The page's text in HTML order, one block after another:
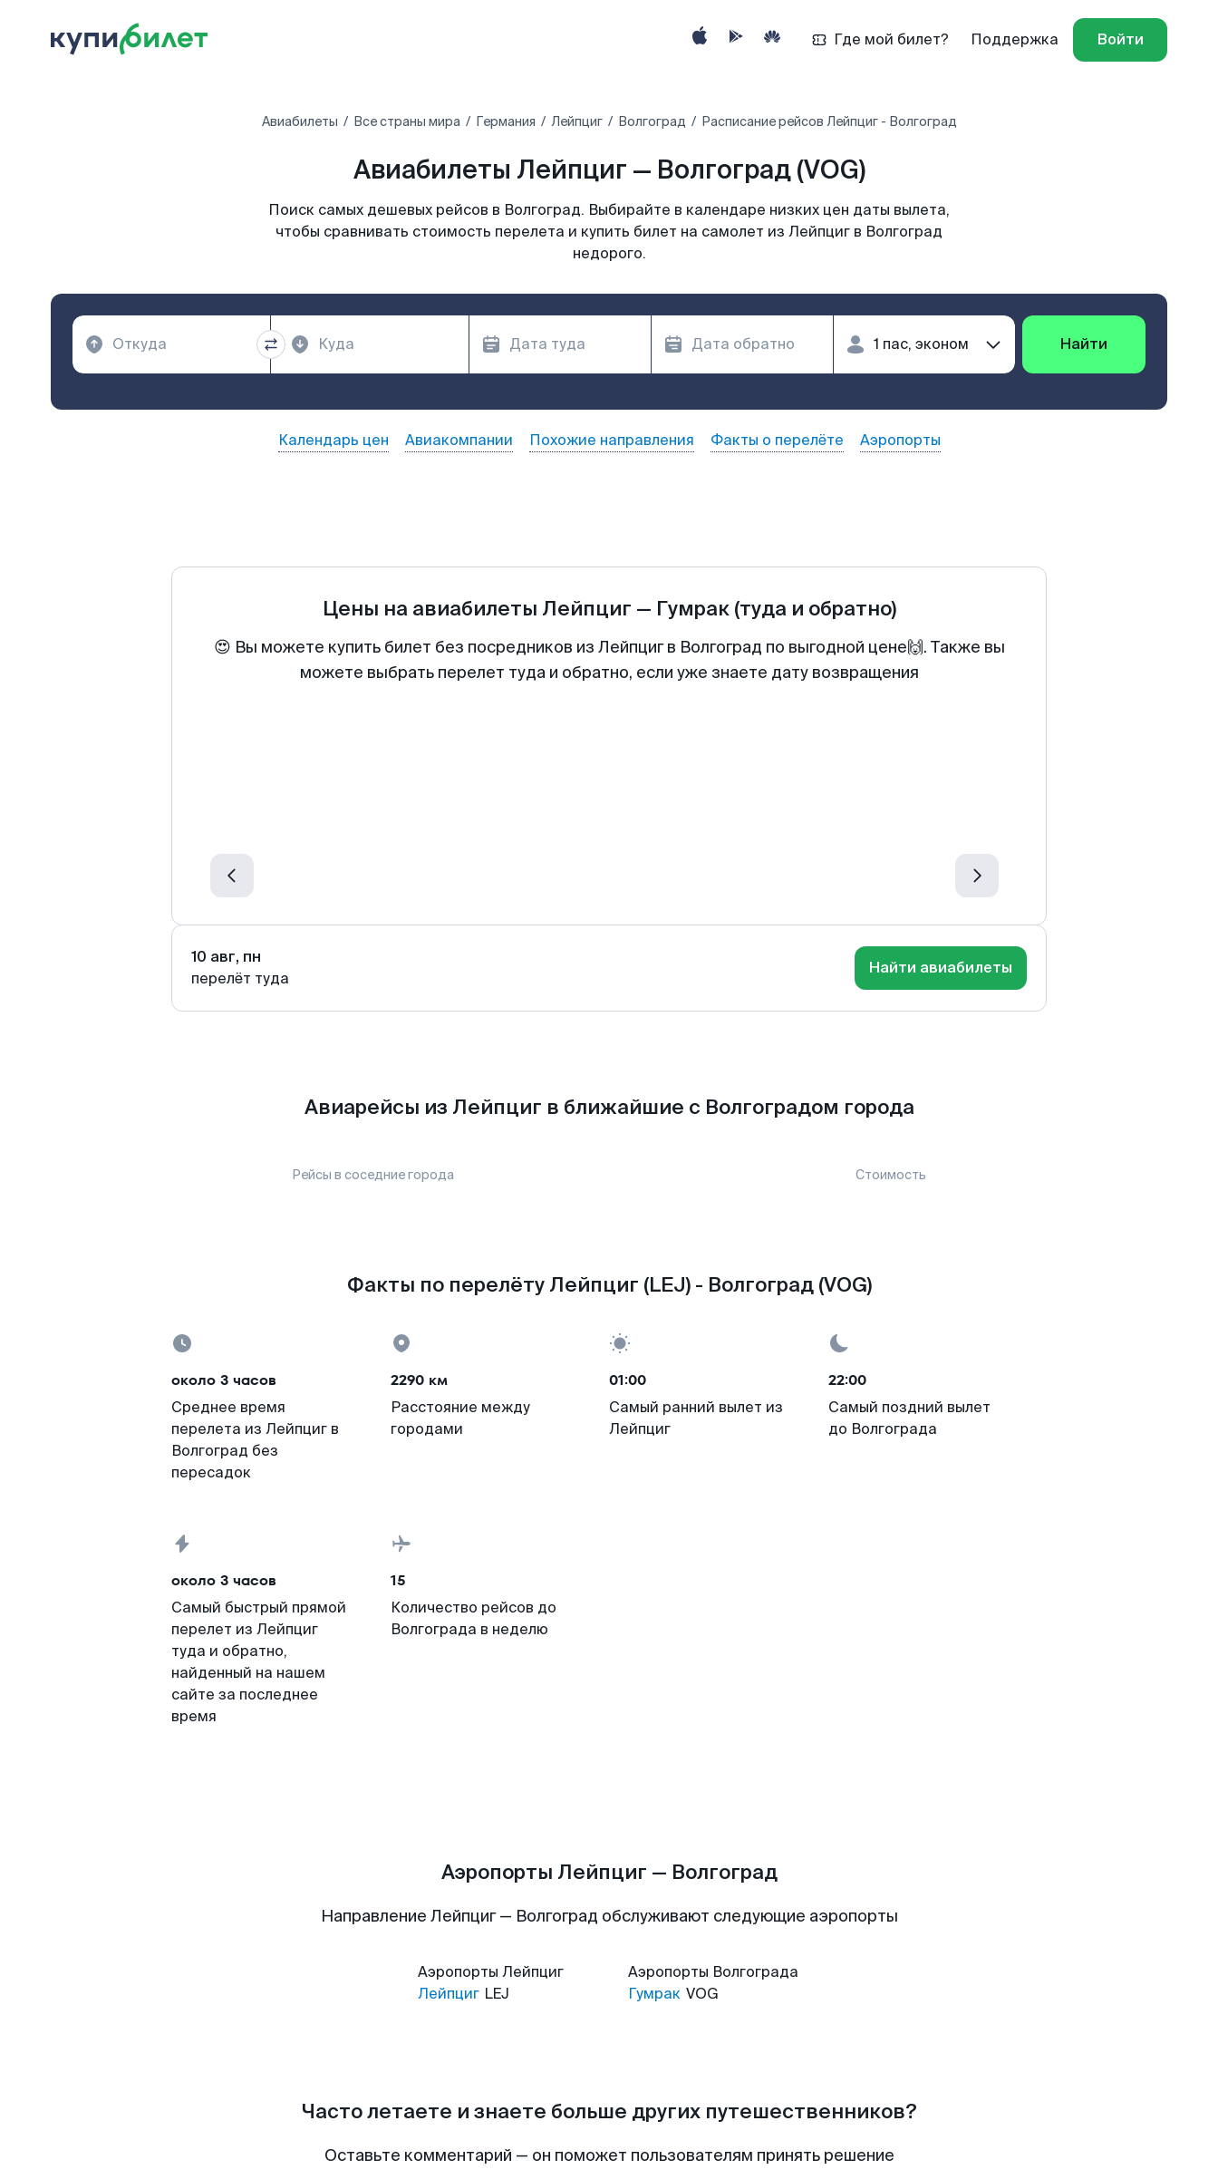
Где мой билет? Поддержка Войти
Авиабилеты Все страны мира Германия Лейпциг Волгоград Расписание рейсов Лейпциг - Волгоград
Авиабилеты Лейпциг — Волгоград (VOG)
Поиск самых дешевых рейсов в Волгоград. Выбирайте в календаре низких цен даты вылета,
чтобы сравнивать стоимость перелета и купить билет на самолет из Лейпциг в Волгоград
недорого.
Найти
Календарь цен Авиакомпании Похожие направления Факты о перелёте Аэропорты
Цены на авиабилеты Лейпциг — Гумрак (туда и обратно)
😍 Вы можете купить билет без посредников из Лейпциг в Волгоград по выгодной цене🙌. Также вы
можете выбрать перелет туда и обратно, если уже знаете дату возвращения
10 авг, пн
перелёт туда
Найти авиабилеты
Авиарейсы из Лейпциг в ближайшие с Волгоградом города
Рейсы в соседние города Стоимость
Факты по перелёту Лейпциг (LEJ) - Волгоград (VOG)
около 3 часов
Среднее время
перелета из Лейпциг в
Волгоград без
пересадок
2290 км
Расстояние между
городами
01:00
Самый ранний вылет из
Лейпциг
22:00
Самый поздний вылет
до Волгограда
около 3 часов
Самый быстрый прямой
перелет из Лейпциг
туда и обратно,
найденный на нашем
сайте за последнее
время
15
Количество рейсов до
Волгограда в неделю
Аэропорты Лейпциг — Волгоград
Направление Лейпциг — Волгоград обслуживают следующие аэропорты
Аэропорты Лейпциг
Лейпциг LEJ
Аэропорты Волгограда
Гумрак VOG
Часто летаете и знаете больше других путешественников?
Оставьте комментарий — он поможет пользователям принять решение